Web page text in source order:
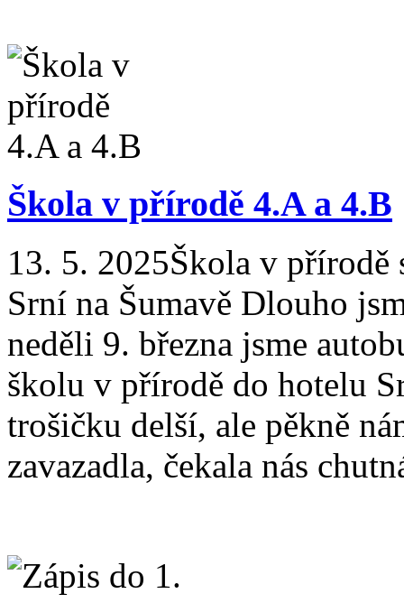
Škola v přírodě 4.A a 4.B
13. 5. 2025Škola v přírodě
Srní na Šumavě Dlouho
neděli 9. března jsme
školu v přírodě do hotelu
trošičku delší, ale pěkně
zavazadla, čekala nás